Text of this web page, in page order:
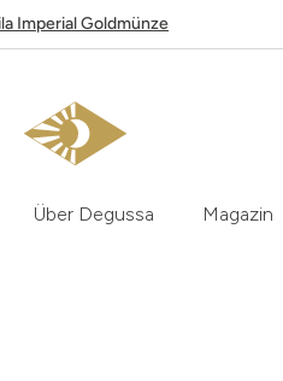
Imperial Goldmünze
Über Degussa Magazin